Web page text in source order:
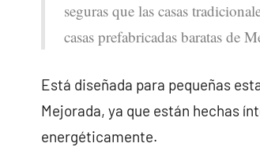
seguras que las casas
casas prefabricadas baratas de
Está diseñada para pequeñas
Mejorada, ya que están hechas
energéticamente.